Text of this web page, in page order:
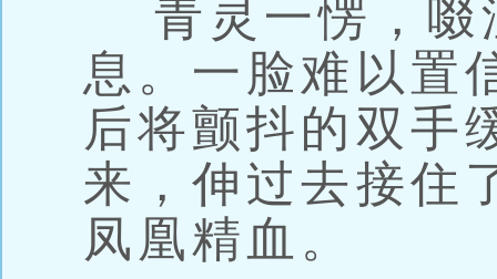
青灵一愣，啜
息。一脸难以置
后将颤抖的双手
来，伸过去接住
凤凰精血。